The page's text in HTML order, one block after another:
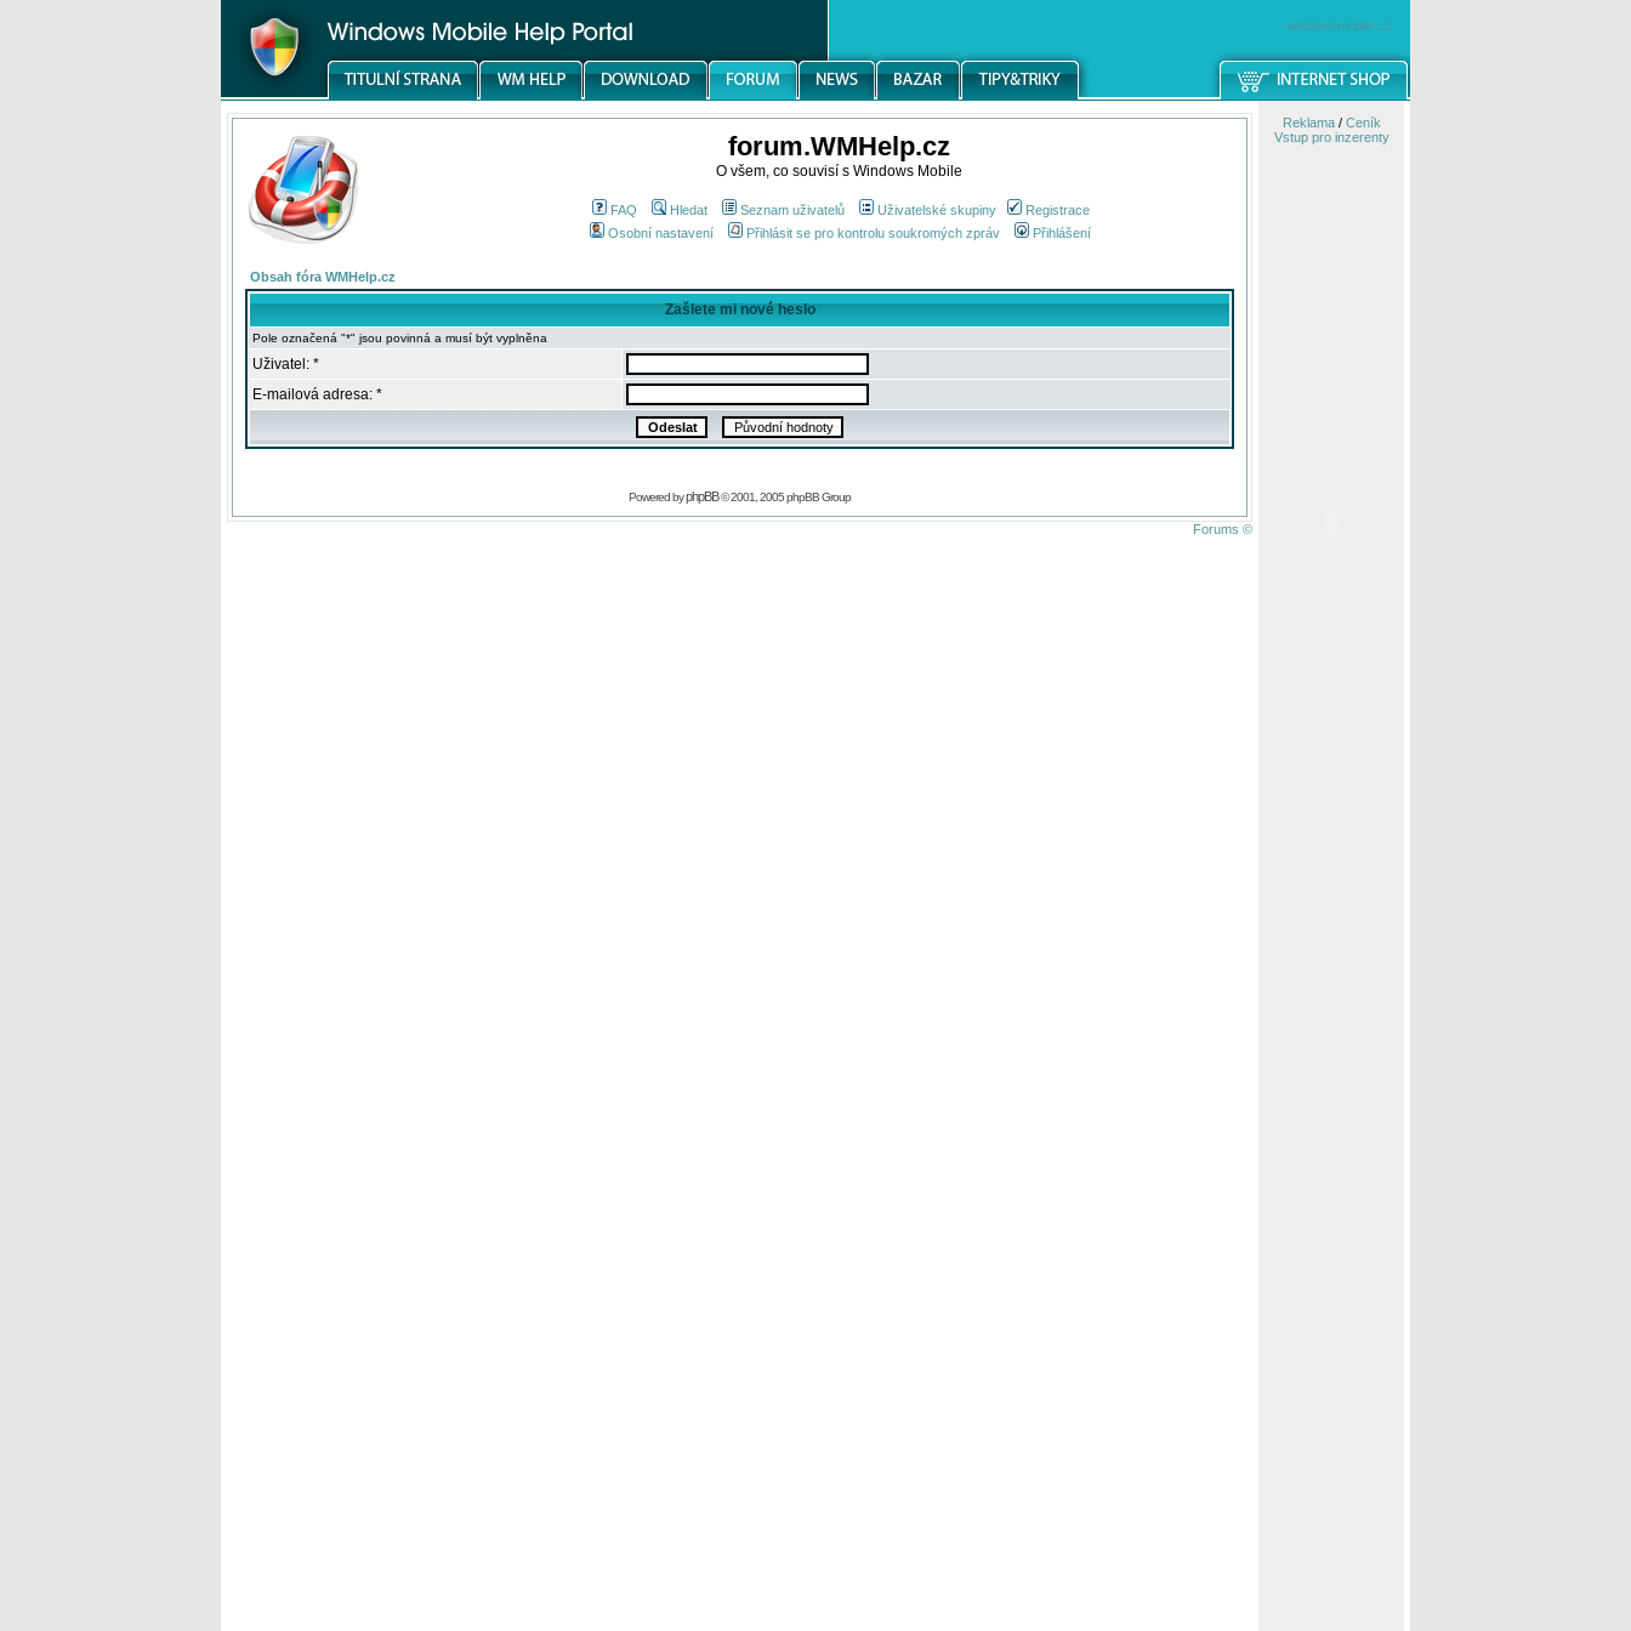
windowsmobile.cz
forum.WMHelp.cz
O všem, co souvisí s Windows Mobile
FAQ Hledat Seznam uživatelů Uživatelské skupiny
Registrace
Osobní nastavení
Přihlásit se pro kontrolu soukromých zpráv Přihlášení
Obsah fóra WMHelp.cz
Zašlete mi nové heslo
Pole označená "*" jsou povinná a musí být vyplněna
Uživatel: *
E-mailová adresa: *
Powered byphpBB© 2001, 2005 phpBB Group
Forums ©
Reklama/ Ceník
Vstup pro inzerenty